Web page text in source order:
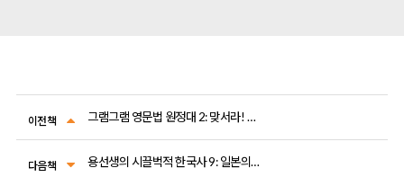
이전책 그램그램 영문법 원정대 2: 맞서라! 버브와의 동사대결
다음책 용선생의 시끌벅적 한국사 9: 일본의 지배에서 해방으로